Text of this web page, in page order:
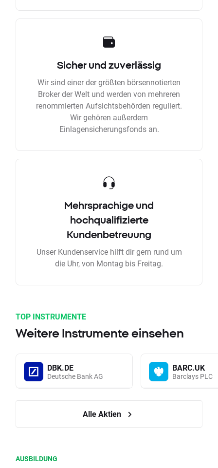
Sicher und zuverlässig
Wir sind einer der größten börsennotierten
Broker der Welt und werden von mehreren
renommierten Aufsichtsbehörden reguliert.
Wir gehören außerdem
Einlagensicherungsfonds an.
Mehrsprachige und
hochqualifizierte
Kundenbetreuung
Unser Kundenservice hilft dir gern rund um
die Uhr, von Montag bis Freitag.
TOP INSTRUMENTE
Weitere Instrumente einsehen
DBK.DE
Deutsche Bank AG
BARC.UK
Barclays PLC
Alle Aktien
AUSBILDUNG